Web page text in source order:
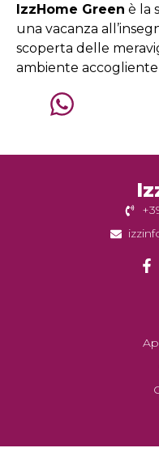
IzzHome Green è la
una vacanza
scoperta delle
ambiente